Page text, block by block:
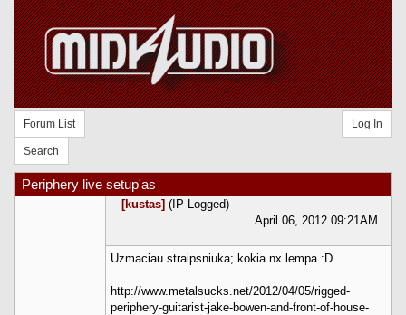
Forum List
Search
Log In
Periphery live setup'as
[kustas] (IP Logged)
April 06, 2012 09:21AM
Uzmaciau straipsniuka; kokia nx lempa :D
http://www.metalsucks.net/2012/04/05/rigged-
periphery-guitarist-jake-bowen-and-front-of-house-